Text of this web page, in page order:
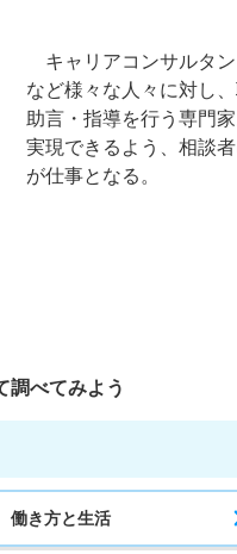
キャリアコンサルタ
など様々な人々に対し
助言・指導を行う専門
実現できるよう、相談
が仕事となる。
調べてみよう
働き方と生活